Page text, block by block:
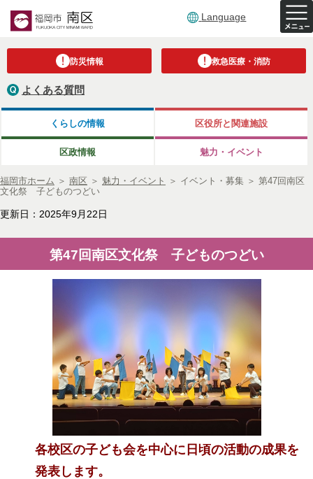
Language
防災情報 救急医療・消防
よくある質問
くらしの情報 区役所と関連施設
区政情報 魅力・イベント
福岡市ホーム ＞ 南区 ＞ 魅力・イベント ＞ イベント・募集 ＞ 第47回南区
文化祭 子どものつどい
更新日：2025年9月22日
第47回南区文化祭 子どものつどい
各校区の子ども会を中心に日頃の活動の成果を
発表します。